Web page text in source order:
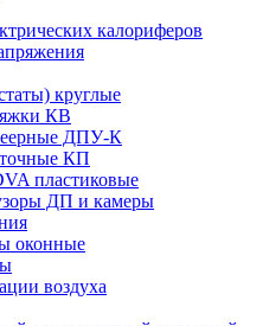
калориферов
круглые
КВ
ДПУ-К
КП
пластиковые
ДП и камеры
оконные
воздуха